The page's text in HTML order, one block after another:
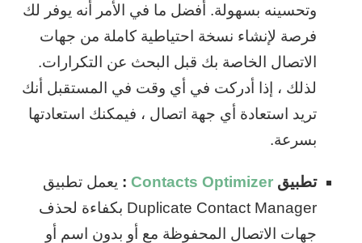
وتحسينه بسهولة. أفضل ما في الأمر أنه يوفر لك
فرصة لإنشاء نسخة احتياطية كاملة من جهات
الاتصال الخاصة بك قبل البحث عن التكرارات.
لذلك ، إذا أدركت في أي وقت في المستقبل أنك
تريد استعادة أي جهة اتصال ، فيمكنك استعادتها
بسرعة.
تطبيق Contacts Optimizer
: يعمل تطبيق
Duplicate Contact Manager بكفاءة لحذف
جهات الاتصال المحفوظة مع أو بدون اسم أو